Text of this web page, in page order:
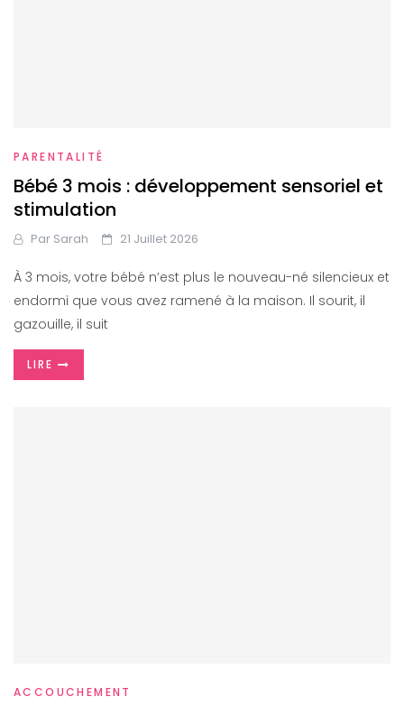
PARENTALITÉ
Bébé 3 mois : développement sensoriel et
stimulation
Par Sarah 21 Juillet 2026
À 3 mois, votre bébé n’est plus le nouveau-né silencieux et
endormi que vous avez ramené à la maison. Il sourit, il
gazouille, il suit
LIRE
ACCOUCHEMENT